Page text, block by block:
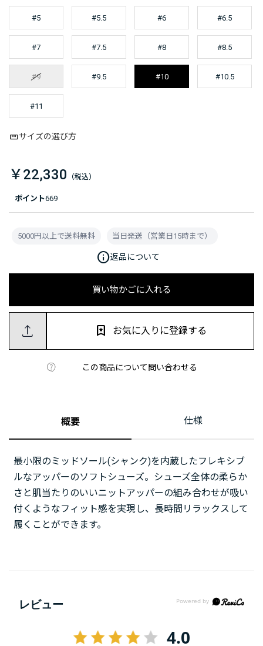
ポイント669
#5 #5.5 #6 #6.5
#7 #7.5 #8 #8.5
#9 #9.5 #10 #10.5
#11
サイズの選び方
￥22,330
買い物かごに入れる
この商品について問い合わせる
お気に入りに登録する
5000円以上で送料無料 当日発送（営業日15時まで）
info返品について
概要 仕様
最小限のミッドソール(シャンク)を内蔵したフレキシブ
ルなアッパーのソフトシューズ。シューズ全体の柔らか
さと肌当たりのいいニットアッパーの組み合わせが吸い
付くようなフィット感を実現し、長時間リラックスして
履くことができます。
レビュー
4.0